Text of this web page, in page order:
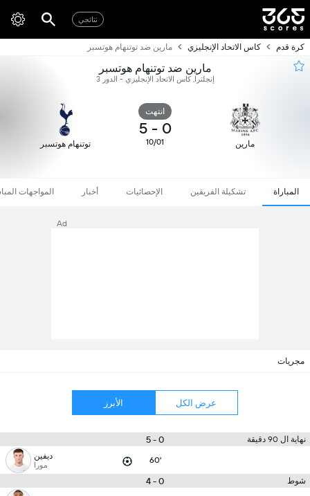
نتائجي
كرة قدم كاس الاتحاد الإنجليزي مارين ضد توتنهام هوتسبر
مارين ضد توتنهام هوتسبر
إنجلترا, كاس الاتحاد الإنجليزي - الدور 3
مارين
انتهت
0
-
5
10/01 توتنهام هوتسبر
المباراة تشكيلة الفريقين الإحصائيات أخبار المواجهات
Ad
مجريات
عرض الكل الأبرز
نهاية ال 90 دقيقة 0 - 5
60' ديفين
مورا
شوط 0 - 4